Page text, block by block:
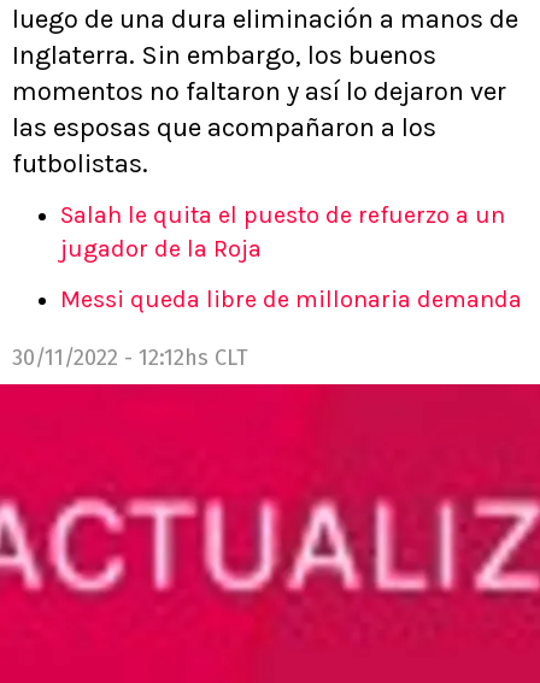
luego de una dura eliminación a manos de
Inglaterra. Sin embargo, los buenos
momentos no faltaron y así lo dejaron ver
las esposas que acompañaron a los
futbolistas.
Salah le quita el puesto de refuerzo a un
jugador de la Roja
Messi queda libre de millonaria demanda
30/11/2022 - 12:12hs CLT